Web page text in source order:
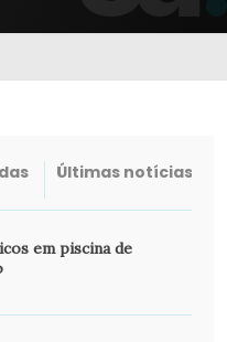
Últimas notícias
em piscina de